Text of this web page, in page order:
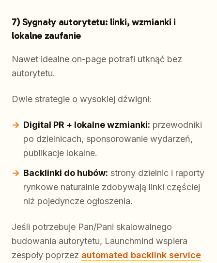
7) Sygnały autorytetu: linki, wzmianki i
lokalne zaufanie
Nawet idealne on-page potrafi utknąć bez
autorytetu.
Dwie strategie o wysokiej dźwigni:
Digital PR + lokalne wzmianki: przewodniki
po dzielnicach, sponsorowanie wydarzeń,
publikacje lokalne.
Backlinki do hubów: strony dzielnic i raporty
rynkowe naturalnie zdobywają linki częściej
niż pojedyncze ogłoszenia.
Jeśli potrzebuje Pan/Pani skalowalnego
budowania autorytetu, Launchmind wspiera
zespoły poprzez automated backlink service